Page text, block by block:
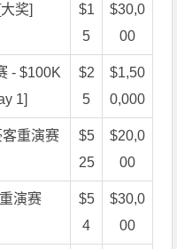
奖]
$1
5
$30,0
00
- $100K
1]
$2
5
$1,50
0,000
重演赛
$5
25
$20,0
00
演赛
$5
4
$30,0
00